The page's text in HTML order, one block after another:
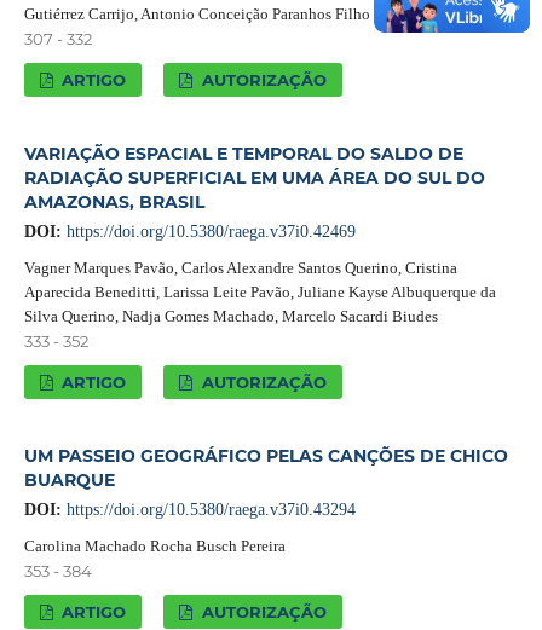
Gutiérrez Carrijo, Antonio Conceição Paranhos Filho
307 - 332
ARTIGO AUTORIZAÇÃO
VARIAÇÃO ESPACIAL E TEMPORAL DO SALDO DE
RADIAÇÃO SUPERFICIAL EM UMA ÁREA DO SUL DO
AMAZONAS, BRASIL
DOI: https://doi.org/10.5380/raega.v37i0.42469
Vagner Marques Pavão, Carlos Alexandre Santos Querino, Cristina
Aparecida Beneditti, Larissa Leite Pavão, Juliane Kayse Albuquerque da
Silva Querino, Nadja Gomes Machado, Marcelo Sacardi Biudes
333 - 352
ARTIGO AUTORIZAÇÃO
UM PASSEIO GEOGRÁFICO PELAS CANÇÕES DE CHICO
BUARQUE
DOI: https://doi.org/10.5380/raega.v37i0.43294
Carolina Machado Rocha Busch Pereira
353 - 384
ARTIGO AUTORIZAÇÃO